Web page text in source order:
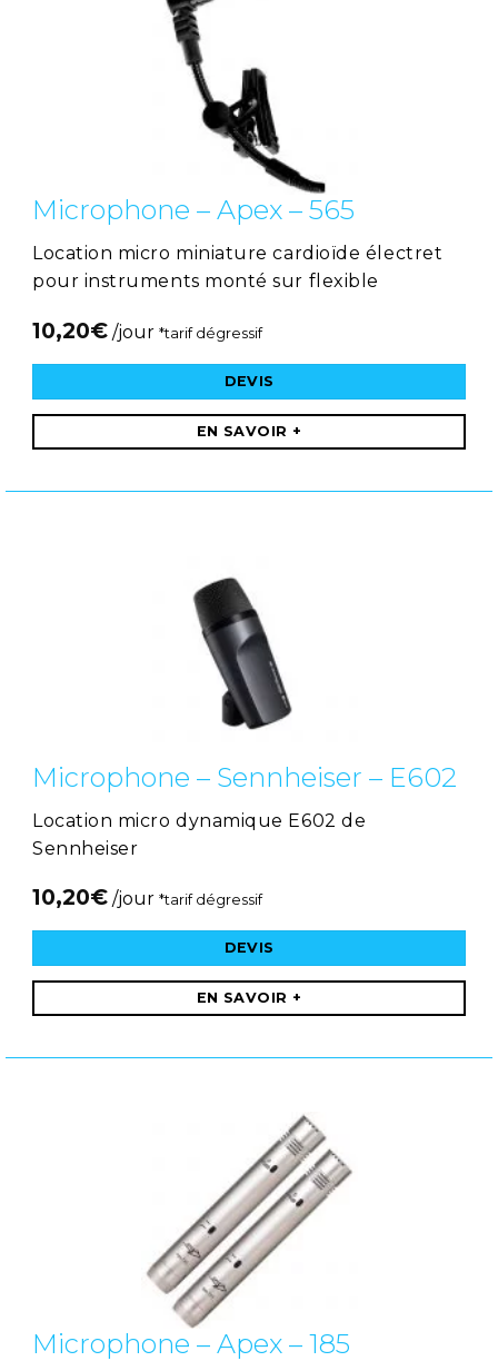
Microphone – Apex – 565
Location micro miniature cardioïde électret
pour instruments monté sur flexible
10,20€ /jour *tarif dégressif
DEVIS
EN SAVOIR +
Microphone – Sennheiser – E602
Location micro dynamique E602 de
Sennheiser
10,20€ /jour *tarif dégressif
DEVIS
EN SAVOIR +
Microphone – Apex – 185